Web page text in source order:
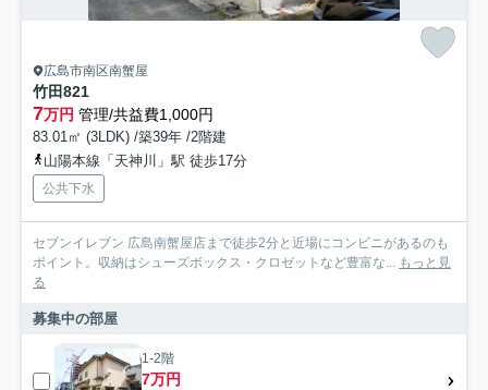
広島市南区南蟹屋
竹田821
7万円 管理/共益費1,000円
83.01㎡ (3LDK) /築39年 /2階建
山陽本線「天神川」駅 徒歩17分
公共下水
セブンイレブン 広島南蟹屋店まで徒歩2分と近場にコンビニがあるのも
ポイント。収納はシューズボックス・クロゼットなど豊富な... もっと見
る
募集中の部屋
1-2階
7万円